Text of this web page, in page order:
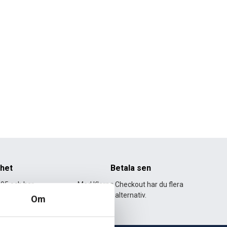
Om
och har
Betala sen
Med Klarna Checkout har du flera
alternativ.